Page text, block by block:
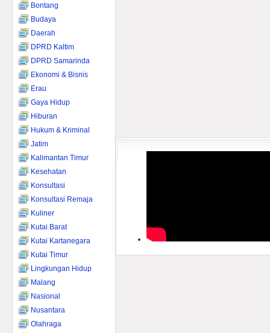
Bontang
Budaya
Daerah
DPRD Kaltim
DPRD Samarinda
Ekonomi & Bisnis
Erau
Gaya Hidup
Hiburan
Hukum & Kriminal
Jatim
Kalimantan Timur
Kesehatan
Konsultasi
Konsultasi Remaja
Kuliner
Kutai Barat
Kutai Kartanegara
Kutai Timur
Lingkungan Hidup
Malang
Nasional
Nusantara
Olahraga